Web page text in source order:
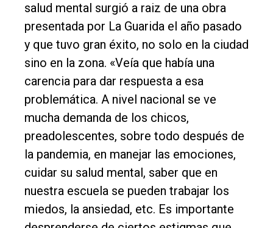
salud mental surgió a raiz de una obra
presentada por La Guarida el año pasado
y que tuvo gran éxito, no solo en la ciudad
sino en la zona. «Veía que había una
carencia para dar respuesta a esa
problemática. A nivel nacional se ve
mucha demanda de los chicos,
preadolescentes, sobre todo después de
la pandemia, en manejar las emociones,
cuidar su salud mental, saber que en
nuestra escuela se pueden trabajar los
miedos, la ansiedad, etc. Es importante